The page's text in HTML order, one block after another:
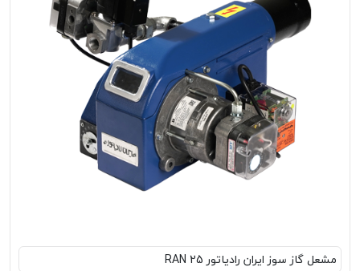
مشعل‌ گاز سوز ایران رادیاتور RAN 25